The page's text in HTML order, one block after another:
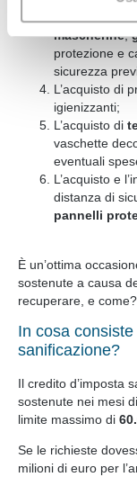
l'utente utilizza il
combinarle con
loro o che hanno
Acconsente ai
nostro sito web.
L’acquisto di
mascherine,
protezione e
sicurezza
L’acquisto di
igienizzanti;
L’acquisto di
vaschette
eventuali
L’acquisto e
distanza di
pannelli
È un’ottima
sostenute a causa
recuperare, e come?
In cosa
sanificazione?
Il credito d’imposta
sostenute nei mesi
limite massimo di
Se le richieste
milioni di euro per